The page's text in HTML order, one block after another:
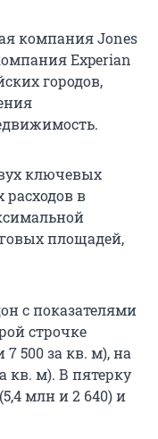
компания Jones
Experian
городов,
ключевых
расходов в
площадей,
с показателями
строчке
500 за кв. м), на
кв. м). В пятерку
млн и 2 640) и